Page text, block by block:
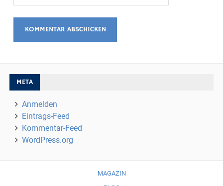
META
Anmelden
Eintrags-Feed
Kommentar-Feed
WordPress.org
MAGAZIN